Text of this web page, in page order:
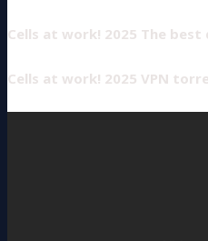
Cells at work! 2025 The
Cells at work! 2025 VPN